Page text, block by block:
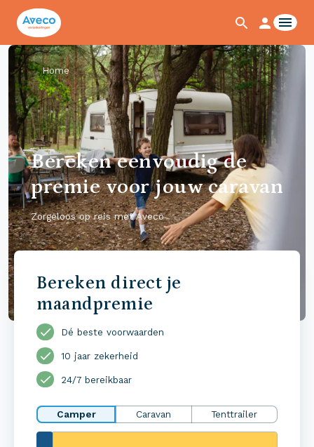
Home
Bereken eenvoudig de
premie voor jouw caravan
Zorgeloos op reis met Aveco
Bereken direct je
maandpremie
Dé beste voorwaarden
10 jaar zekerheid
24/7 bereikbaar
Camper Caravan Tenttrailer